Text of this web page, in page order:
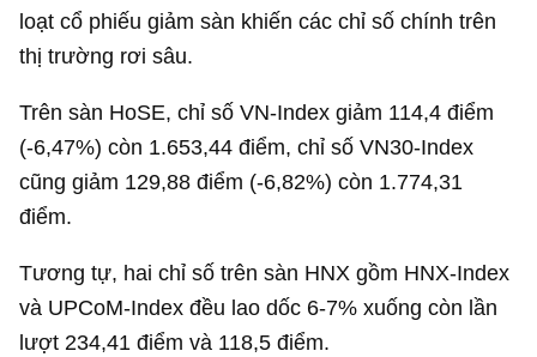
loạt cổ phiếu giảm sàn khiến các chỉ số chính trên
thị trường rơi sâu.
Trên sàn HoSE, chỉ số VN-Index giảm 114,4 điểm
(-6,47%) còn 1.653,44 điểm, chỉ số VN30-Index
cũng giảm 129,88 điểm (-6,82%) còn 1.774,31
điểm.
Tương tự, hai chỉ số trên sàn HNX gồm HNX-Index
và UPCoM-Index đều lao dốc 6-7% xuống còn lần
lượt 234,41 điểm và 118,5 điểm.